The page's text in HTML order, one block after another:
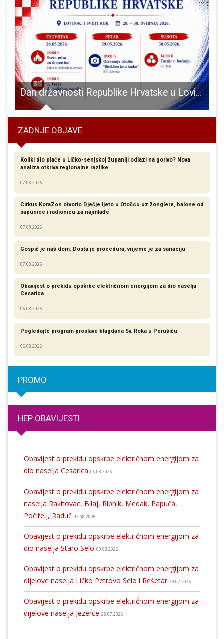
Dan državnosti Republike Hrvatske u Lovincu
ZADNJE OBJAVE
Koliki dio plaće u Ličko-senjskoj županiji odlazi na gorivo? Nova
analiza otkriva regionalne razlike​
07.08.2026
Cirkus KoraZon otvorio Dječje ljeto u Otočcu uz žonglere, balone od
sapunice i radionicu za najmlađe
07.08.2026
Gospić je naš dom: Dosta je procedura, vrijeme je za sanaciju
07.08.2026
Obavijest o prekidu opskrbe električnom energijom za dio naselja
Cesarica
06.08.2026
Pogledajte program proslave blagdana Sv. Roka u Perušiću
06.08.2026
PROMO
HEP OBAVIJESTI
Obavijest o prekidu opskrbe električnom energijom za
dio naselja Cesarica 06.08.2026
Obavijest o prekidu opskrbe električnom energijom za
naselja Rakitovac, Bilaj, Ribnik, Medak, Papuča,
Počitelj, Raduč 03.08.2026
Obavijest o prekidu opskrbe električnom energijom za
dio naselja Staro Selo 03.08.2026
Obavijest o prekidu opskrbe električnom energijom za
dijelove naselja Ličko Petrovo Selo i Rešetar 28.07.2026
Obavijest o prekidu opskrbe električnom energijom za
dijelove naselja Jezerce 28.07.2026